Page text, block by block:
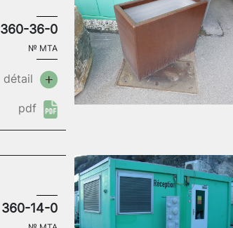
360-36-0
№ MTA
détail
pdf
360-14-0